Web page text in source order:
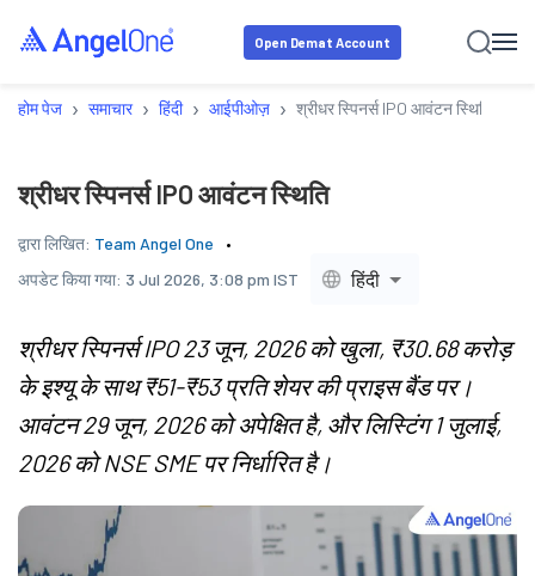
Open Demat Account
होम पेज › समाचार › हिंदी › आईपीओज़ › श्रीधर स्पिनर्स IPO आवंटन स्थिति
श्रीधर स्पिनर्स IPO आवंटन स्थिति
द्वारा लिखित: Team Angel One
अपडेट किया गया: 3 Jul 2026, 3:08 pm IST हिंदी
श्रीधर स्पिनर्स IPO 23 जून, 2026 को खुला, ₹30.68 करोड़
के इश्यू के साथ ₹51-₹53 प्रति शेयर की प्राइस बैंड पर।
आवंटन 29 जून, 2026 को अपेक्षित है, और लिस्टिंग 1 जुलाई,
2026 को NSE SME पर निर्धारित है।